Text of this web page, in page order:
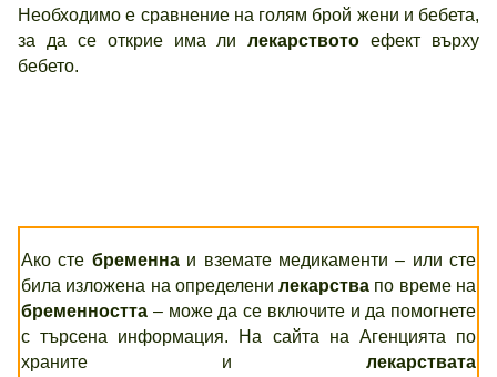
Необходимо е сравнение на голям брой жени и бебета,
за да се открие има лилекарството ефект върху
бебето.
Ако сте бременнаи вземате медикаменти – или сте
била изложена на определенилекарства по време на
бременността – може да се включите и да помогнете
с търсена информация. На сайта на Агенцията по
храните и лекарствата